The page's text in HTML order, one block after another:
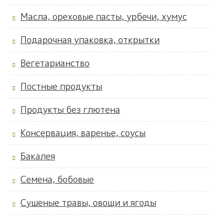
Масла, ореховые пасты, урбечи, хумус
Подарочная упаковка, открытки
Вегетарианство
Постные продукты
Продукты без глютена
Консервация, варенье, соусы
Бакалея
Семена, бобовые
Сушеные травы, овощи и ягоды